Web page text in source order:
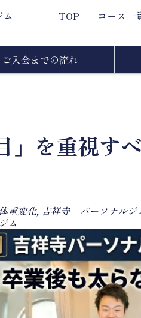
TOP コース一
ご入会までの流れ
」を重視す
体重変化, 吉祥寺 パーソナルジ
ム